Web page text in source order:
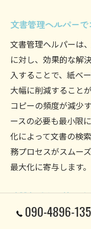
文書管理ヘルパー
文書管理ヘルパーは
に対し、効果的な解
入することで、紙ベ
大幅に削減すること
コピーの頻度が減少
ースの必要も最小限
化によって文書の検
務プロセスがスムー
最大化に寄与します。
時間削減を可能に
文書管理ヘルパーの
090-4896-